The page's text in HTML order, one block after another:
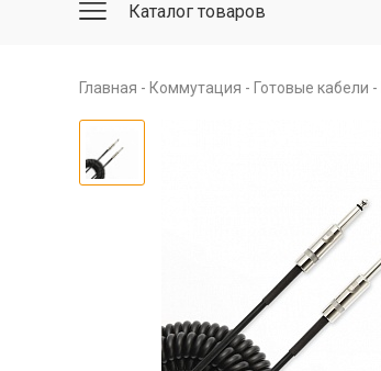
Каталог товаров
Главная Коммутация Готовые кабели